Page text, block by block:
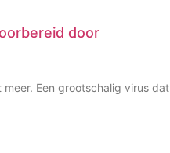
door
Een grootschalig virus dat